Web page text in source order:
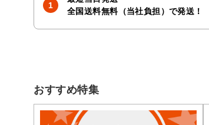
全国送料無料（当社負担）で発送！
おすすめ特集